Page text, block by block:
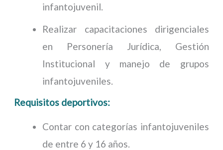
infantojuvenil.
Realizar capacitaciones dirigenciales
en Personería Jurídica, Gestión
Institucional y manejo de grupos
infantojuveniles.
Requisitos deportivos:
Contar con categorías infantojuveniles
de entre 6 y 16 años.